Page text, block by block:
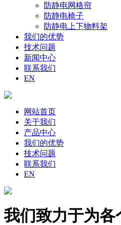
防静电网格帘
防静电椅子
防静电上下物料架
我们的优势
技术问题
新闻中心
联系我们
EN
网站首页
关于我们
产品中心
我们的优势
技术问题
联系我们
EN
我们致力于为各